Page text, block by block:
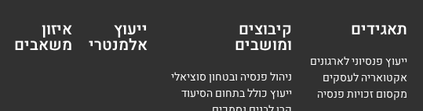
תאגידים
ייעוץ פנסיוני לארגונים
אקטואריה לעסקים
מקסום זכויות פנסיה
קיבוצים
ומושבים
ניהול פנסיה ובטחון סוציאלי
ייעוץ כולל בתחום הסיעוד
ייעוץ
אלמנטרי
איזון
משאבים